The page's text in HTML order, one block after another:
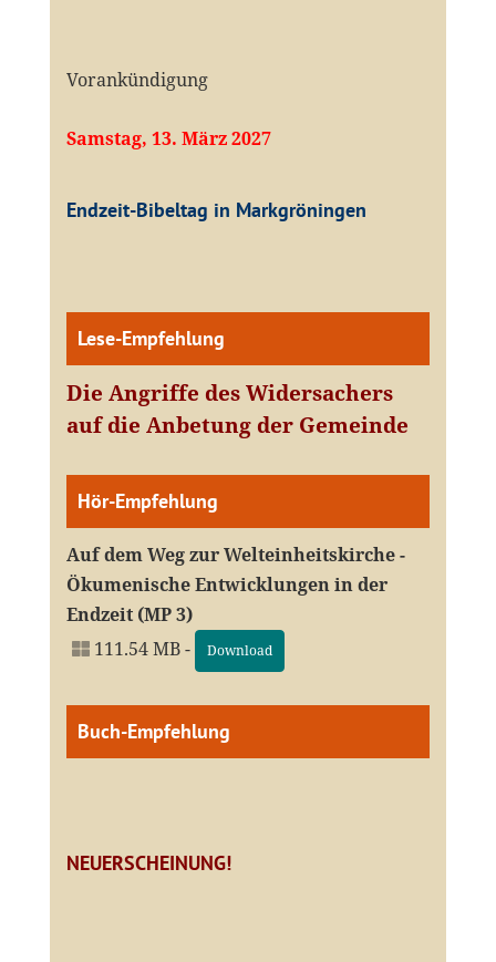
Vorankündigung
Samstag, 13. März 2027
Endzeit-Bibeltag in Markgröningen
Lese-Empfehlung
Die Angriffe des Widersachers
auf die Anbetung der Gemeinde
Hör-Empfehlung
Auf dem Weg zur Welteinheitskirche -
Ökumenische Entwicklungen in der
Endzeit (MP 3)
111.54 MB -
Download
Buch-Empfehlung
NEUERSCHEINUNG!